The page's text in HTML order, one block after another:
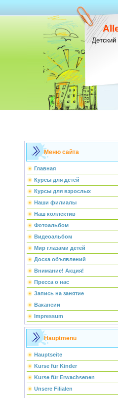
Детский
Меню сайта
Главная
Курсы для детей
Курсы для взрослых
Наши филиалы
Наш коллектив
Фотоальбом
Видеоальбом
Мир глазами детей
Доска объявлений
Внимание! Акция!
Пресса о нас
Запись на занятие
Вакансии
Impressum
Hauptmenü
Hauptseite
Kurse für Kinder
Kurse für Erwachsenen
Unsere Filialen